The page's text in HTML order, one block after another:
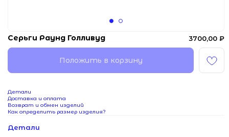
Серьги Раунд Голливуд 3700,00 ₽
Положить в корзину
Детали
Доставка и оплата
Возврат и обмен изделий
Как определить размер изделия?
Детали